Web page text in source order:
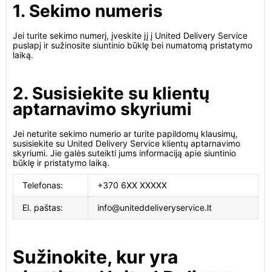
1. Sekimo numeris
Jei turite sekimo numerį, įveskite jį į United Delivery Service
puslapį ir sužinosite siuntinio būklę bei numatomą pristatymo
laiką.
2. Susisiekite su klientų
aptarnavimo skyriumi
Jei neturite sekimo numerio ar turite papildomų klausimų,
susisiekite su United Delivery Service klientų aptarnavimo
skyriumi. Jie galės suteikti jums informaciją apie siuntinio
būklę ir pristatymo laiką.
Telefonas: +370 6XX XXXXX
El. paštas: info@uniteddeliveryservice.lt
Sužinokite, kur yra